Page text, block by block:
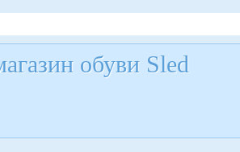
обуви Sled